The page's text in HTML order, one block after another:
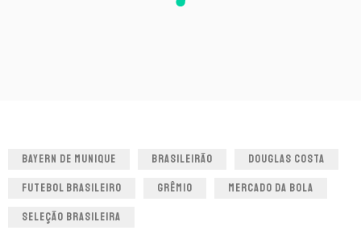
BAYERN DE MUNIQUE BRASILEIRÃO DOUGLAS COSTA
FUTEBOL BRASILEIRO GRÊMIO MERCADO DA BOLA
SELEÇÃO BRASILEIRA